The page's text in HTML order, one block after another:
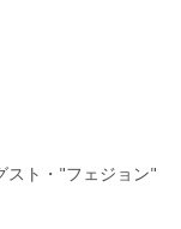
スト・"フェジョン"